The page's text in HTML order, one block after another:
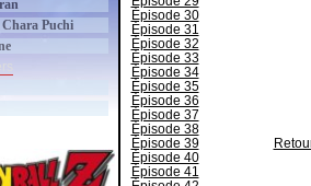
Puchi
Épisode 30
Épisode 31
Épisode 32
Épisode 33
Épisode 34
Épisode 35
Épisode 36
Épisode 37
Épisode 38
Épisode 39
Épisode 40
Épisode 41